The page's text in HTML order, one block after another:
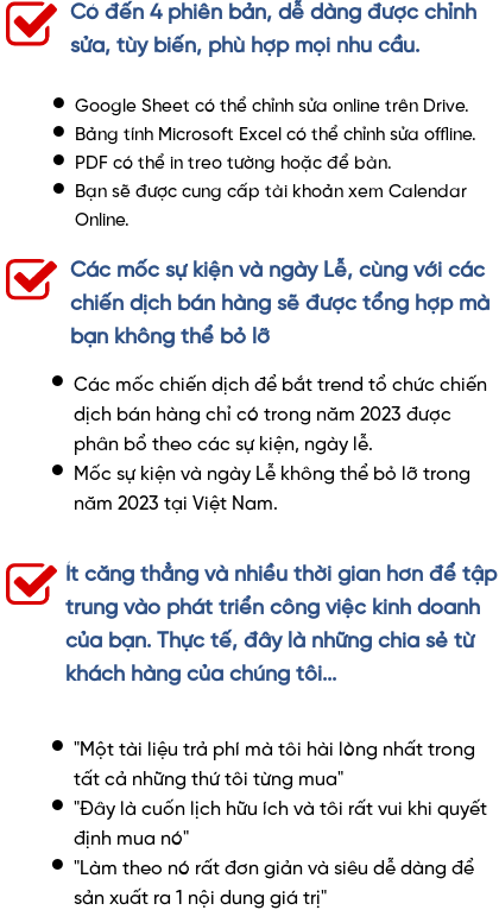
Google Sheet có thể chỉnh sửa online trên Drive.
Bảng tính Microsoft Excel có thể chỉnh sửa offline.
PDF có thể in treo tường hoặc để bàn.
Bạn sẽ được cung cấp tài khoản xem Calendar
Online.
Có đến 4 phiên bản, dễ dàng được chỉnh
sửa, tùy biến, phù hợp mọi nhu cầu.
Các mốc chiến dịch để bắt trend tổ chức chiến
dịch bán hàng chỉ có trong năm 2023 được
phân bổ theo các sự kiện, ngày lễ.
Mốc sự kiện và ngày Lễ không thể bỏ lỡ trong
năm 2023 tại Việt Nam.
Các mốc sự kiện và ngày Lễ, cùng với các
chiến dịch bán hàng sẽ được tổng hợp mà
bạn không thể bỏ lỡ
"Một tài liệu trả phí mà tôi hài lòng nhất trong
tất cả những thứ tôi từng mua"
"Đây là cuốn lịch hữu ích và tôi rất vui khi quyết
định mua nó"
"Làm theo nó rất đơn giản và siêu dễ dàng để
sản xuất ra 1 nội dung giá trị"
Ít căng thẳng và nhiều thời gian hơn để tập
trung vào phát triển công việc kinh doanh
của bạn. Thực tế, đây là những chia sẻ từ
khách hàng của chúng tôi...